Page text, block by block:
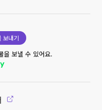
보내기
을 보낼 수 있어요.